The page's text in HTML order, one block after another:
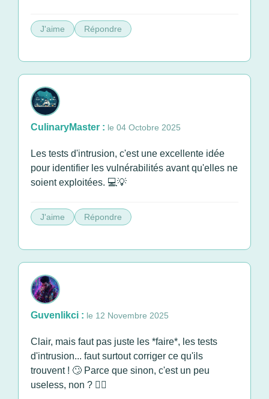
J'aime Répondre
CulinaryMaster : le 04 Octobre 2025
Les tests d'intrusion, c'est une excellente idée
pour identifier les vulnérabilités avant qu'elles ne
soient exploitées. 💻💡
J'aime Répondre
Guvenlikci : le 12 Novembre 2025
Clair, mais faut pas juste les *faire*, les tests
d'intrusion... faut surtout corriger ce qu'ils
trouvent ! 🙄 Parce que sinon, c'est un peu
useless, non ? 🤷‍♂️